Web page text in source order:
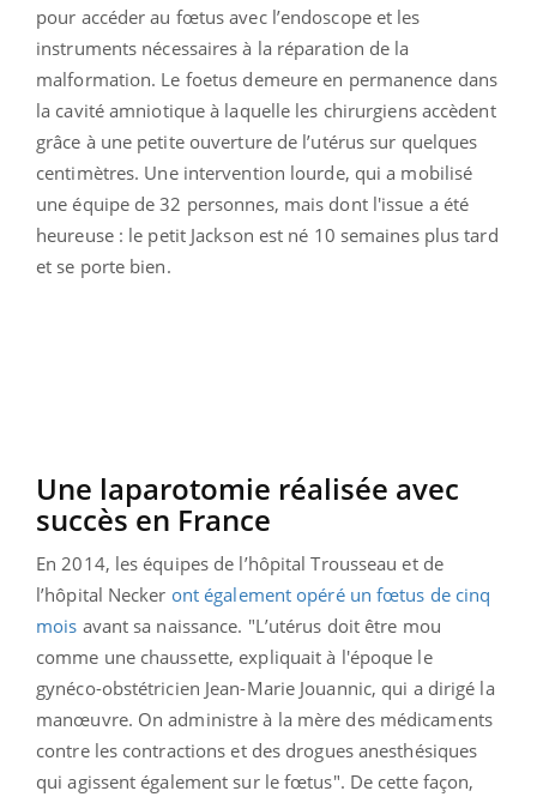
pour accéder au fœtus avec l’endoscope et les
instruments nécessaires à la réparation de la
malformation. Le foetus demeure en permanence dans
la cavité amniotique à laquelle les chirurgiens accèdent
grâce à une petite ouverture de l’utérus sur quelques
centimètres. Une intervention lourde, qui a mobilisé
une équipe de 32 personnes, mais dont l'issue a été
heureuse : le petit Jackson est né 10 semaines plus tard
et se porte bien.
Une laparotomie réalisée avec
succès en France
En 2014, les équipes de l’hôpital Trousseau et de
l’hôpital Necker ont également opéré un fœtus de cinq
mois avant sa naissance. "L’utérus doit être mou
comme une chaussette, expliquait à l'époque le
gynéco-obstétricien Jean-Marie Jouannic, qui a dirigé la
manœuvre. On administre à la mère des médicaments
contre les contractions et des drogues anesthésiques
qui agissent également sur le fœtus". De cette façon,